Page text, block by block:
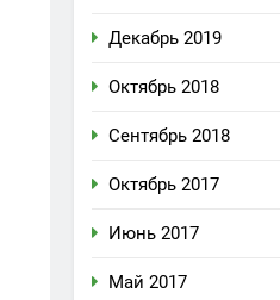
Декабрь 2019
Октябрь 2018
Сентябрь 2018
Октябрь 2017
Июнь 2017
Май 2017